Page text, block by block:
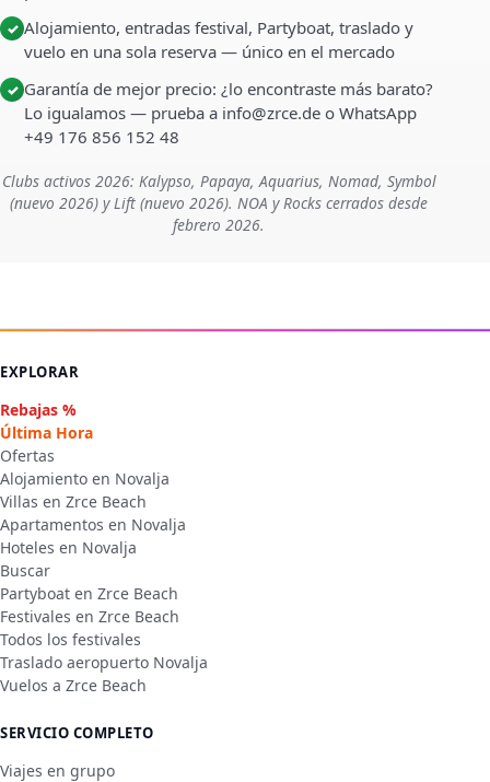
✓ Alojamiento, entradas festival, Partyboat, traslado y
vuelo en una sola reserva — único en el mercado
✓ Garantía de mejor precio: ¿lo encontraste más barato?
Lo igualamos — prueba a info@zrce.de o WhatsApp
+49 176 856 152 48
Clubs activos 2026: Kalypso, Papaya, Aquarius, Nomad, Symbol
(nuevo 2026) y Lift (nuevo 2026). NOA y Rocks cerrados desde
febrero 2026.
EXPLORAR
Rebajas %
Última Hora
Ofertas
Alojamiento en Novalja
Villas en Zrce Beach
Apartamentos en Novalja
Hoteles en Novalja
Buscar
Partyboat en Zrce Beach
Festivales en Zrce Beach
Todos los festivales
Traslado aeropuerto Novalja
Vuelos a Zrce Beach
SERVICIO COMPLETO
Viajes en grupo